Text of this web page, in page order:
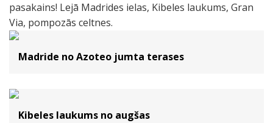
pasakains! Lejā Madrides ielas, Kibeles laukums, Gran
Via, pompozās celtnes.
Madride no Azoteo jumta terases
Kibeles laukums no augšas